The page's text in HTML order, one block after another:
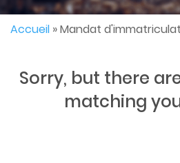
Accueil »Mandat
Sorry, but there
matching